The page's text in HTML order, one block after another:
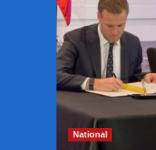
itinanghal
bilang
World’s
National